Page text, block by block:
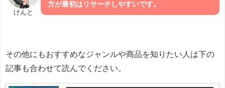
けんと
方が最初はリサーチしやすいです。
その他にもおすすめなジャンルや商品を知りたい人は下の
記事も合わせて読んでください。